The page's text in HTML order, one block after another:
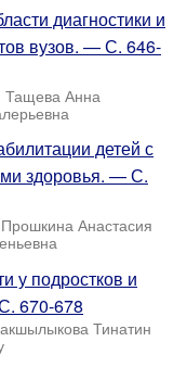
диагностики и
вузов. — С. 646-
Тащева Анна
детей с
здоровья. — С.
Анастасия
у подростков и
670-678
Тинатин